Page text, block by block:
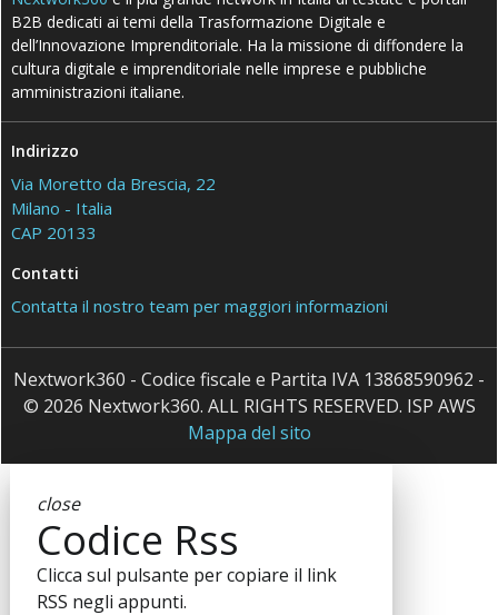
B2B dedicati ai temi della Trasformazione Digitale e
dell’Innovazione Imprenditoriale. Ha la missione di diffondere la
cultura digitale e imprenditoriale nelle imprese e pubbliche
amministrazioni italiane.
Indirizzo
Via Moretto da Brescia, 22
Milano - Italia
CAP 20133
Contatti
Contatta il nostro team per maggiori informazioni
Nextwork360 - Codice fiscale e Partita IVA 13868590962 -
© 2026 Nextwork360. ALL RIGHTS RESERVED. ISP AWS
Mappa del sito
close
Codice Rss
Clicca sul pulsante per copiare il link
RSS negli appunti.